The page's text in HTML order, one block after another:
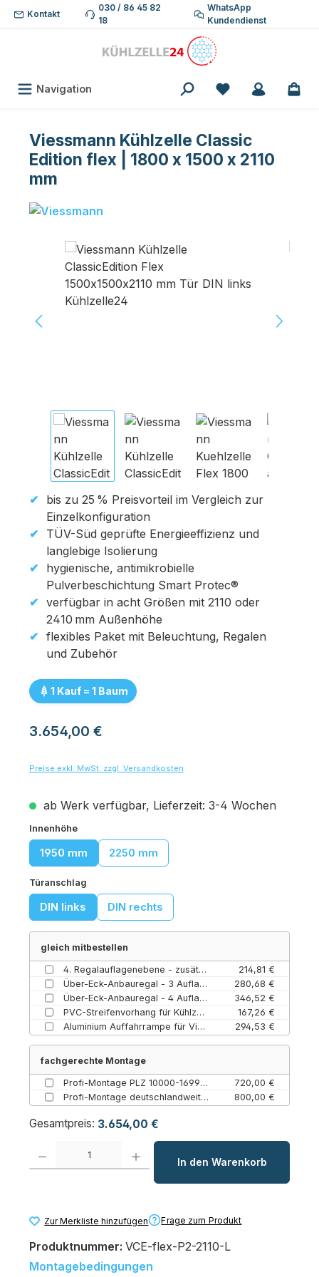
Zum Hauptinhalt springen
Kontakt
030 / 86 45 82
18
WhatsApp
Kundendienst
Navigation Du hast 0
Viessmann Kühlzelle Classic
Edition flex | 1800 x 1500 x 2110
mm
Bildergalerie überspringen
bis zu 25 % Preisvorteil im Vergleich zur
Einzelkonfiguration
TÜV-Süd geprüfte Energieeffizienz und
langlebige Isolierung
hygienische, antimikrobielle
Pulverbeschichtung Smart Protec®
verfügbar in acht Größen mit 2110 oder
2410 mm Außenhöhe
flexibles Paket mit Beleuchtung, Regalen
und Zubehör
1 Kauf = 1 Baum
Regulärer Preis:
3.654,00 €
Preise exkl. MwSt. zzgl. Versandkosten
ab Werk verfügbar, Lieferzeit: 3-4 Wochen
Innenhöheauswählen
1950 mm 2250 mm
Türanschlag
DIN links DIN rechts
gleich mitbestellen
4. Regalauflagenebene - zusätzliche geschlossene Bodenauflage Almo Norm 20 (Normalkühlung (NK) / Paket 2)
214,81 €
Über-Eck-Anbauregal - 3 Auflagen (3 / Paket 1 und 2)
280,68 €
Über-Eck-Anbauregal - 4 Auflagen (Paket 1 und 2 / 4)
346,52 €
PVC-Streifenvorhang für Kühlzellen – Lamellenvorhang Energiesparer (615 mm / 1945 mm)
167,26 €
Aluminium Auffahrrampe für Viessmann Kühlzellen bis 800 mm Türbreite (81 mm)
294,53 €
fachgerechte Montage
Profi-Montage PLZ 10000-16999 ClassicEdition flexible Paket 1-4 (10000-16999 / Classic Edition flexible 1-4)
720,00 €
Profi-Montage deutschlandweit (Festland) ClassicEdition flexible Paket 1-4 (Classic Edition flexible 1-4 / Bundesweit (Festland))
800,00 €
Gesamtpreis: 3.654,00 €
Produkt Anzahl: Gib den gewünschten Wert ein oder benutze die
In den Warenkorb
Zur Merkliste hinzufügen Frage zum Produkt
Produktnummer: VCE-flex-P2-2110-L
Montagebedingungen